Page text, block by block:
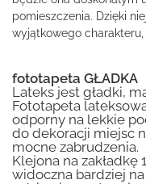
pomieszczenia. Dzięki
wyjątkowego
fototapeta GŁADKA
Lateks jest gładki,
Fototapeta
odporny na lekkie
do dekoracji miejsc
mocne zabrudzenia.
Klejona na zakładkę
widoczna bardziej